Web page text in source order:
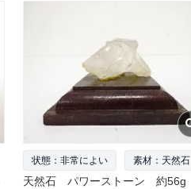
状態：非常によい 素材：天然石
天然石 パワーストーン 約56g